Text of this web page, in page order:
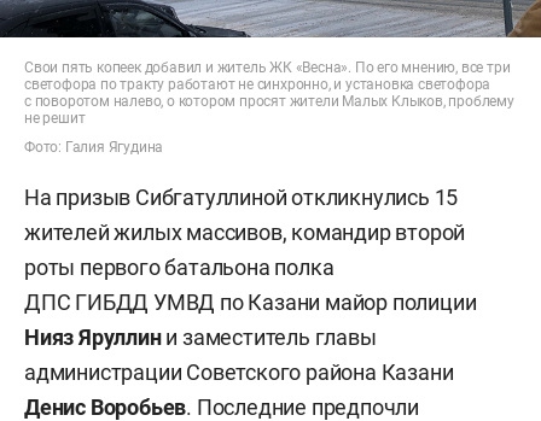
Свои пять копеек добавил и житель ЖК «Весна». По его мнению, все три
светофора по тракту работают не синхронно, и установка светофора
с поворотом налево, о котором просят жители Малых Клыков, проблему
не решит
Фото: Галия Ягудина
На призыв Сибгатуллиной откликнулись 15
жителей жилых массивов, командир второй
роты первого батальона полка
ДПС ГИБДД УМВД по Казани майор полиции
Нияз Яруллини заместитель главы
администрации Советского района Казани
Денис Воробьев. Последние предпочли